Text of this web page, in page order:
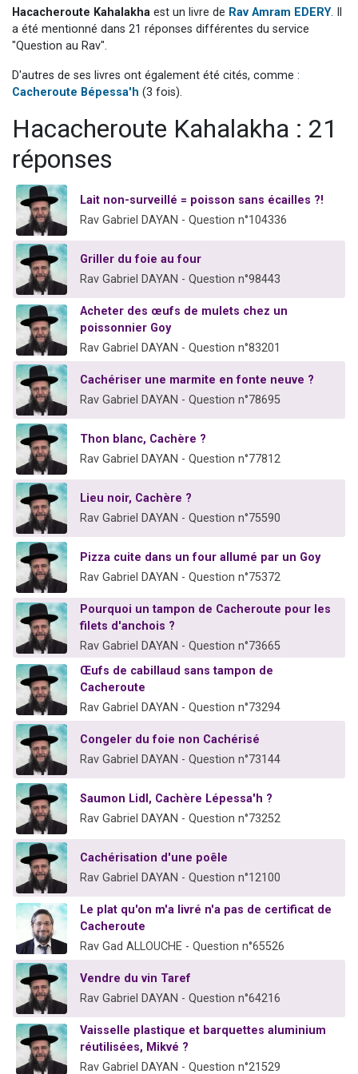
61 personnes viennent de demander une bénédiction
Il reste 49 places pour étudier en groupe sur Zoom
Nathaniel vient de donner son Maasser
Hacacheroute Kahalakha est un livre de Rav Amram EDERY. Il
a été mentionné dans 21 réponses différentes du service
"Question au Rav".
D'autres de ses livres ont également été cités, comme :
Cacheroute Bépessa'h (3 fois).
Hacacheroute Kahalakha : 21
réponses
Lait non-surveillé = poisson sans écailles ?!
Rav Gabriel DAYAN - Question n°104336
Griller du foie au four
Rav Gabriel DAYAN - Question n°98443
Acheter des œufs de mulets chez un
poissonnier Goy
Rav Gabriel DAYAN - Question n°83201
Cachériser une marmite en fonte neuve ?
Rav Gabriel DAYAN - Question n°78695
Thon blanc, Cachère ?
Rav Gabriel DAYAN - Question n°77812
Lieu noir, Cachère ?
Rav Gabriel DAYAN - Question n°75590
Pizza cuite dans un four allumé par un Goy
Rav Gabriel DAYAN - Question n°75372
Pourquoi un tampon de Cacheroute pour les
filets d'anchois ?
Rav Gabriel DAYAN - Question n°73665
Œufs de cabillaud sans tampon de
Cacheroute
Rav Gabriel DAYAN - Question n°73294
Congeler du foie non Cachérisé
Rav Gabriel DAYAN - Question n°73144
Saumon Lidl, Cachère Lépessa'h ?
Rav Gabriel DAYAN - Question n°73252
Cachérisation d'une poêle
Rav Gabriel DAYAN - Question n°12100
Le plat qu'on m'a livré n'a pas de certificat de
Cacheroute
Rav Gad ALLOUCHE - Question n°65526
Vendre du vin Taref
Rav Gabriel DAYAN - Question n°64216
Vaisselle plastique et barquettes aluminium
réutilisées, Mikvé ?
Rav Gabriel DAYAN - Question n°21529